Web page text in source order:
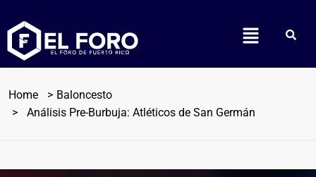
Home
Baloncesto
Análisis Pre-Burbuja: Atléticos de San Germán